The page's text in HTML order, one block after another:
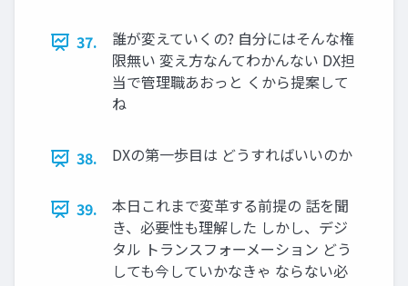
37.
誰が変えていくの? 自分にはそんな権
限無い 変え方なんてわかんない DX担
当で管理職あおっと くから提案して
ね
38. DXの第一歩目は どうすればいいのか
39.
本日これまで変革する前提の 話を聞
き、必要性も理解した しかし、デジ
タル トランスフォーメーション どう
しても今していかなきゃ ならない必